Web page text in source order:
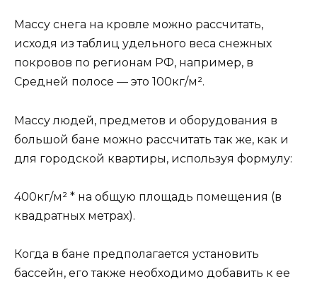
Массу снега на кровле можно рассчитать,
исходя из таблиц удельного веса снежных
покровов по регионам РФ, например, в
Средней полосе — это 100кг/м².
Массу людей, предметов и оборудования в
большой бане можно рассчитать так же, как и
для городской квартиры, используя формулу:
400кг/м² * на общую площадь помещения (в
квадратных метрах).
Когда в бане предполагается установить
бассейн, его также необходимо добавить к ее